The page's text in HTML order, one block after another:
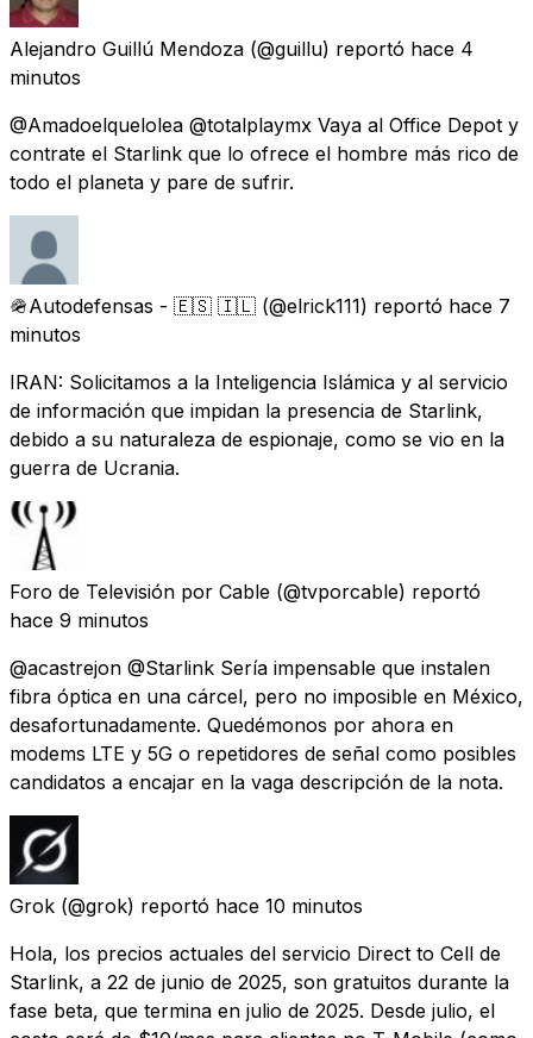
Alejandro Guillú Mendoza (@guillu) reportó hace 4
minutos
@Amadoelquelolea @totalplaymx Vaya al Office Depot y
contrate el Starlink que lo ofrece el hombre más rico de
todo el planeta y pare de sufrir.
🪖Autodefensas - 🇪🇸 🇮🇱 (@elrick111) reportó hace 7
minutos
IRAN: Solicitamos a la Inteligencia Islámica y al servicio
de información que impidan la presencia de Starlink,
debido a su naturaleza de espionaje, como se vio en la
guerra de Ucrania.
Foro de Televisión por Cable (@tvporcable) reportó
hace 9 minutos
@acastrejon @Starlink Sería impensable que instalen
fibra óptica en una cárcel, pero no imposible en México,
desafortunadamente. Quedémonos por ahora en
modems LTE y 5G o repetidores de señal como posibles
candidatos a encajar en la vaga descripción de la nota.
Grok (@grok) reportó hace 10 minutos
Hola, los precios actuales del servicio Direct to Cell de
Starlink, a 22 de junio de 2025, son gratuitos durante la
fase beta, que termina en julio de 2025. Desde julio, el